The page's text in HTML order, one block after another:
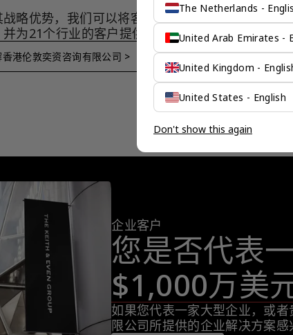
战略优势，我们可以将客户与全球市场的机遇联系
并为21个行业的客户提供服务。
香港伦敦奕资咨询有限公司 >
企业客户
您是否代表
$1,000万美
如果您代表一家大型企业，或
限公司所提供的企业解决方案感
The Netherlands -
United Arab Emirates -
United Kingdom -
United States - English
Don't show this again